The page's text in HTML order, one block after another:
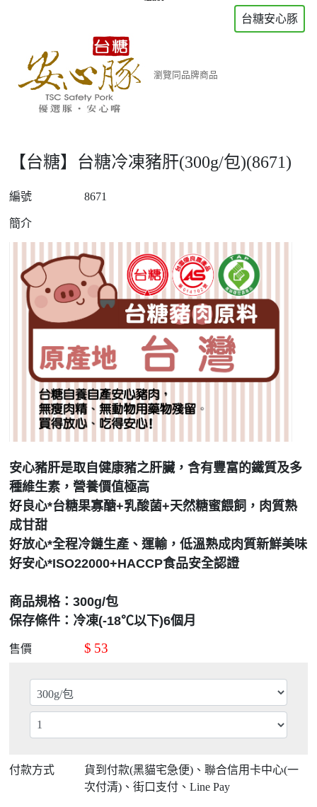
瀏覽同品牌商品
台糖安心豚
【台糖】台糖冷凍豬肝(300g/包)(8671)
編號 8671
簡介
安心豬肝是取自健康豬之肝臟，含有豐富的鐵質及多
種維生素，營養價值極高
好良心*台糖果寡醣+乳酸菌+天然糖蜜餵飼，肉質熟
成甘甜
好放心*全程冷鏈生產、運輸，低溫熟成肉質新鮮美味
好安心*ISO22000+HACCP食品安全認證
商品規格：300g/包
保存條件：冷凍(-18℃以下)6個月
售價 $ 53
付款方式
貨到付款(黑貓宅急便)、聯合信用卡中心(一
次付清)、街口支付、Line Pay